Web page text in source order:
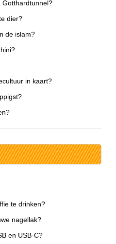
Gotthardtunnel?
dier?
de islam?
in kaart?
te drinken?
nagellak?
en USB-C?